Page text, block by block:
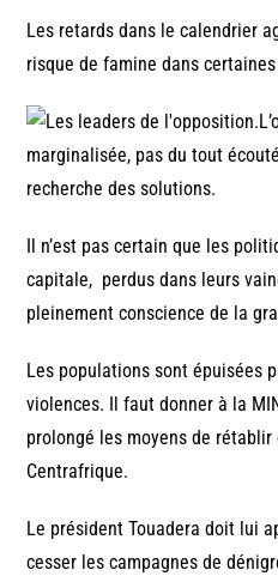
Les retards dans le calendrier
risque de famine dans
marginalisée, pas du tout
recherche des solutions.
Il n’est pas certain que les
capitale, perdus dans leurs
pleinement conscience de la
Les populations sont épuisées
violences. Il faut donner à la
prolongé les moyens de
Centrafrique.
Le président Touadera doit lui
cesser les campagnes de